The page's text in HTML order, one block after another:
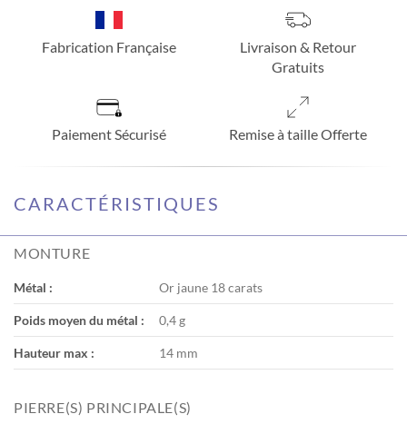
Fabrication Française
Livraison & Retour
Gratuits
Paiement Sécurisé Remise à taille Offerte
CARACTÉRISTIQUES
MONTURE
Métal : Or jaune 18 carats
Poids moyen du métal : 0,4 g
Hauteur max : 14 mm
PIERRE(S) PRINCIPALE(S)